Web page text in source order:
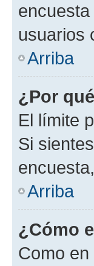
usuarios
Arriba
¿Por
El límite
Si
Arriba
¿Cómo
Como